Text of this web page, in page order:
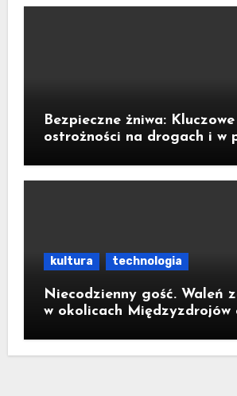
Bezpieczne żniwa:
ostrożności na drogach i w
kultura technologia
Niecodzienny gość. Waleń
w okolicach Międzyzdrojów